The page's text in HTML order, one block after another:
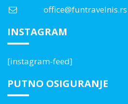
office@funtravelnis.rs
INSTAGRAM
[instagram-feed]
PUTNO OSIGURANJE